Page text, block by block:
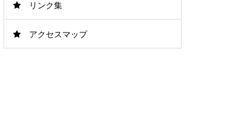
リンク集
アクセスマップ